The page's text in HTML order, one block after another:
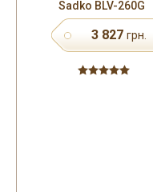
Sadko BLV-260G
3 827 грн.